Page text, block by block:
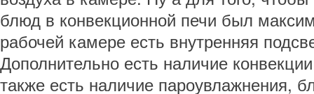
блюд в конвекционной печи был
рабочей камере есть внутренняя
Дополнительно есть наличие
также есть наличие пароувлажнения,